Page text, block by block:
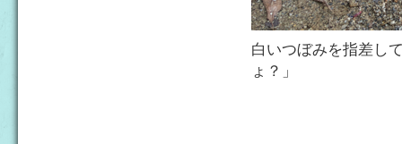
白いつぼみを指差し
ょ？」